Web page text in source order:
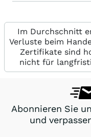
Im Durchschnitt
Verluste beim
Zertifikate sind
nicht für
Abonnieren Sie
und